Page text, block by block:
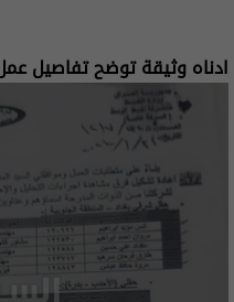
ادناه وثيقة توضح تفاصيل